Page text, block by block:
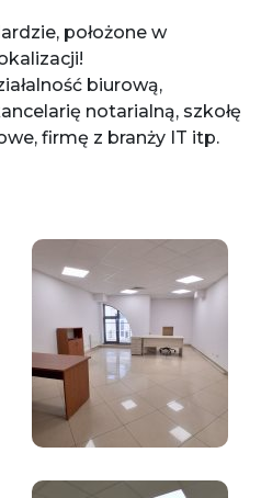
położone w
biurową,
notarialną, szkołę
firmę z branży IT itp.